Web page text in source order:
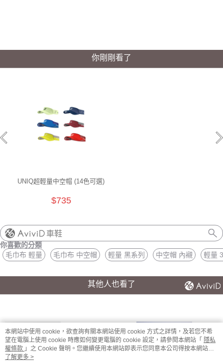
你剛剛看了
UNIQ超輕量中空帽 (14色可選)
$735
車鞋
你喜歡的分類
毛巾布 輕量
毛巾布 中空帽 輕量 黑系列 中空帽 內襯 輕量
其他人也看了
本網站中使用 cookie，欲查詢有關本網站使用 cookie 方式之詳情，及若您不希
望在電腦上使用 cookie 時應如何變更電腦的 cookie 設定，請參閱本網站「 隱私
權條款 」之 Cookie 聲明。您繼續使用本網站即表示您同意本公司得按本網站使
用條款之 Cookie 聲明使用 cookie。
了解更多 >